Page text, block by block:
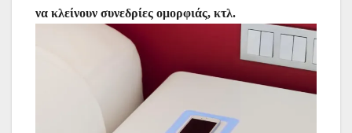
να κλείνουν συνεδρίες ομορφιάς, κτλ.